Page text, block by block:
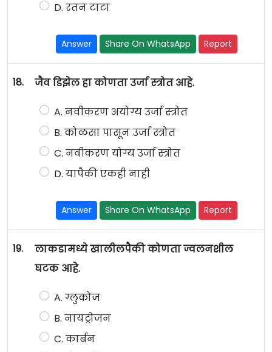
D. रतन टाटा
Answer Share On WhatsApp Report
18. जैव डिझेल हा कोणता उर्जा स्त्रोत आहे.
A. नवीकरण अयोग्य उर्जा स्त्रोत
B. कोळसा पासून उर्जा स्त्रोत
C. नवीकरण योग्य उर्जा स्त्रोत
D. यापैकी एकही नाही
Answer Share On WhatsApp Report
19.
लाकडामध्ये खालीलपैकी कोणता ज्वलनशील
घटक आहे.
A. ग्लुकोज
B. नायट्रोजन
C. कार्बन